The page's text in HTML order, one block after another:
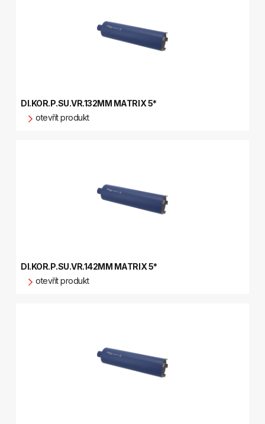
DI.KOR.P.SU.VR.132MM MATRIX 5*
otevřít produkt
DI.KOR.P.SU.VR.142MM MATRIX 5*
otevřít produkt